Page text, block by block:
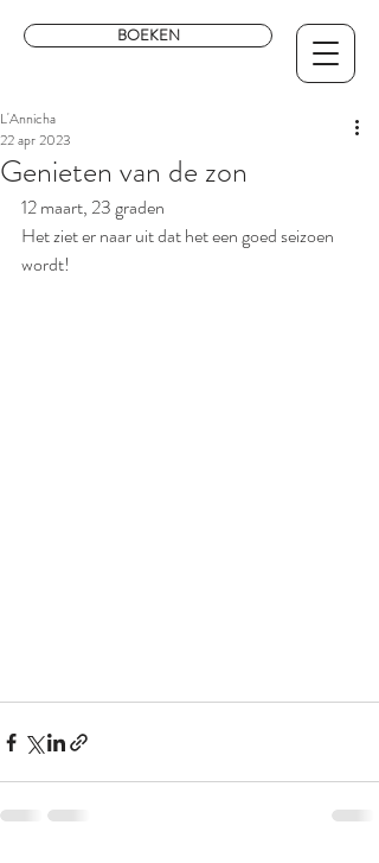
BOEKEN
Genieten van de zon
L'Annicha
22 apr 2023
12 maart, 23 graden
Het ziet er naar uit dat het een goed seizoen
wordt!